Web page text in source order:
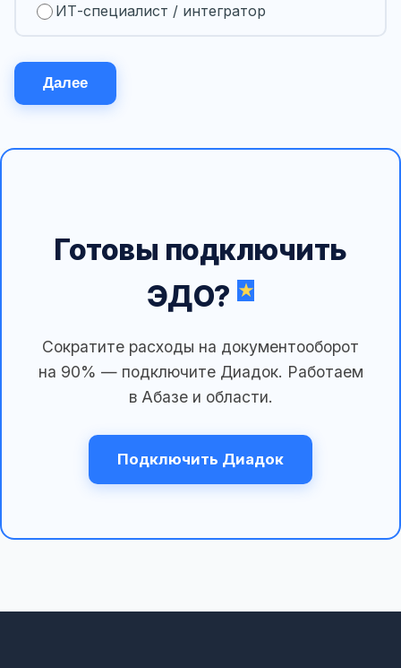
ИТ-специалист / интегратор
Далее
Готовы подключить
ЭДО?
Сократите расходы на документооборот
на 90% — подключите Диадок. Работаем
в Абазе и области.
Подключить Диадок